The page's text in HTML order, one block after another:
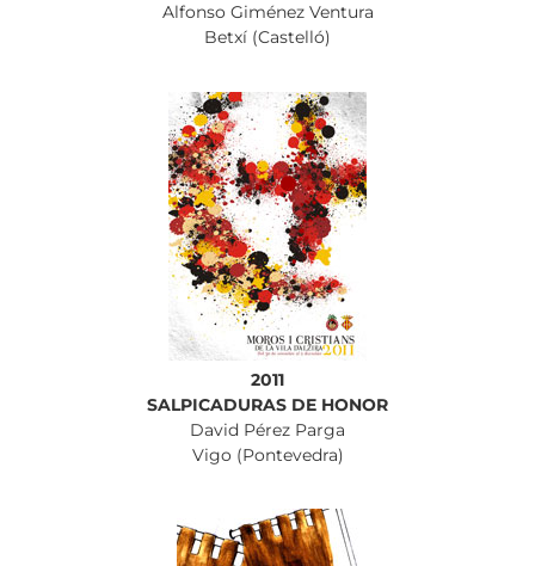
Alfonso Giménez Ventura
Betxí (Castelló)
2011
SALPICADURAS DE HONOR
David Pérez Parga
Vigo (Pontevedra)